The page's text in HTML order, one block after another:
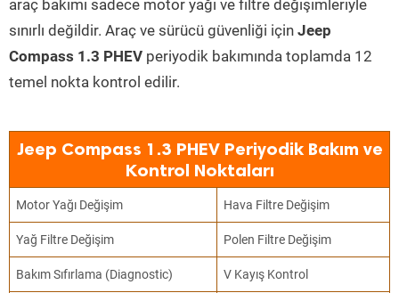
araç bakımı sadece motor yağı ve filtre değişimleriyle
sınırlı değildir. Araç ve sürücü güvenliği için Jeep
Compass 1.3 PHEV periyodik bakımında toplamda 12
temel nokta kontrol edilir.
Jeep Compass 1.3 PHEV Periyodik Bakım ve
Kontrol Noktaları
Motor Yağı Değişim Hava Filtre Değişim
Yağ Filtre Değişim Polen Filtre Değişim
Bakım Sıfırlama (Diagnostic) V Kayış Kontrol